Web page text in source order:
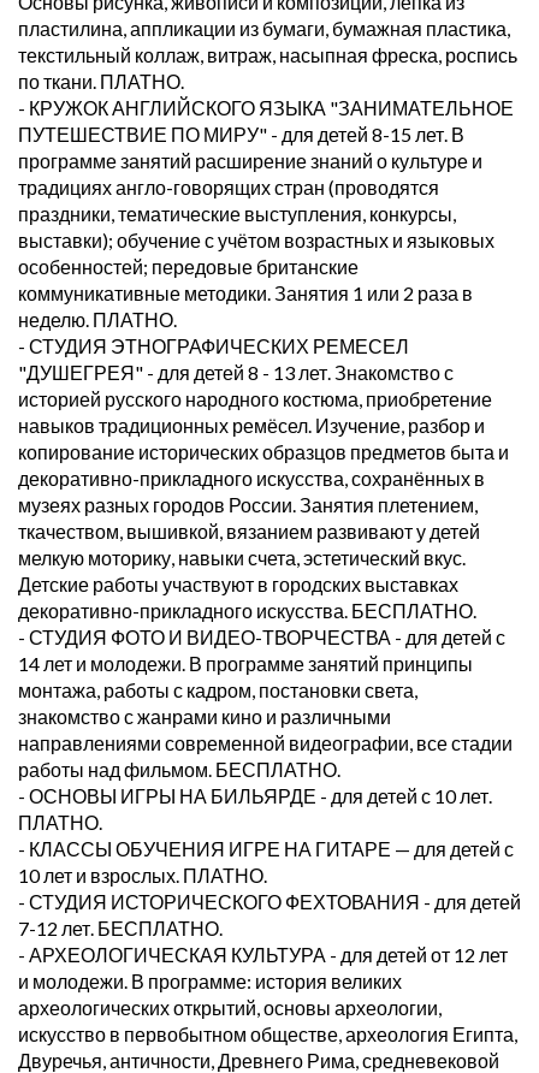
пластилина, аппликации из бумаги, бумажная пластика,
текстильный коллаж, витраж, насыпная фреска, роспись
по ткани. ПЛАТНО.
- КРУЖОК АНГЛИЙСКОГО ЯЗЫКА "ЗАНИМАТЕЛЬНОЕ
ПУТЕШЕСТВИЕ ПО МИРУ" - для детей 8-15 лет. В
программе занятий расширение знаний о культуре и
традициях англо-говорящих стран (проводятся
праздники, тематические выступления, конкурсы,
выставки); обучение с учётом возрастных и языковых
особенностей; передовые британские
коммуникативные методики. Занятия 1 или 2 раза в
неделю. ПЛАТНО.
- СТУДИЯ ЭТНОГРАФИЧЕСКИХ РЕМЕСЕЛ
"ДУШЕГРЕЯ" - для детей 8 - 13 лет. Знакомство с
историей русского народного костюма, приобретение
навыков традиционных ремёсел. Изучение, разбор и
копирование исторических образцов предметов быта и
декоративно-прикладного искусства, сохранённых в
музеях разных городов России. Занятия плетением,
ткачеством, вышивкой, вязанием развивают у детей
мелкую моторику, навыки счета, эстетический вкус.
Детские работы участвуют в городских выставках
декоративно-прикладного искусства. БЕСПЛАТНО.
- СТУДИЯ ФОТО И ВИДЕО-ТВОРЧЕСТВА - для детей с
14 лет и молодежи. В программе занятий принципы
монтажа, работы с кадром, постановки света,
знакомство с жанрами кино и различными
направлениями современной видеографии, все стадии
работы над фильмом. БЕСПЛАТНО.
- ОСНОВЫ ИГРЫ НА БИЛЬЯРДЕ - для детей с 10 лет.
ПЛАТНО.
- КЛАССЫ ОБУЧЕНИЯ ИГРЕ НА ГИТАРЕ — для детей с
10 лет и взрослых. ПЛАТНО.
- СТУДИЯ ИСТОРИЧЕСКОГО ФЕХТОВАНИЯ - для детей
7-12 лет. БЕСПЛАТНО.
- АРХЕОЛОГИЧЕСКАЯ КУЛЬТУРА - для детей от 12 лет
и молодежи. В программе: история великих
археологических открытий, основы археологии,
искусство в первобытном обществе, археология Египта,
Двуречья, античности, Древнего Рима, средневековой